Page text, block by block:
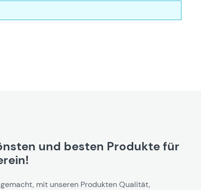
und besten Produkte für
mit unseren Produkten Qualität,